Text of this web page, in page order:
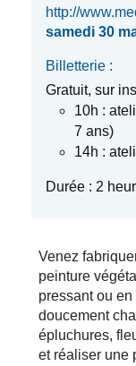
http://
samedi 30
Billetterie :
Gratuit, sur
10h :
7 ans)
14h :
Durée : 2
Venez
peinture
pressant ou en
doucement
épluchures,
et réaliser une